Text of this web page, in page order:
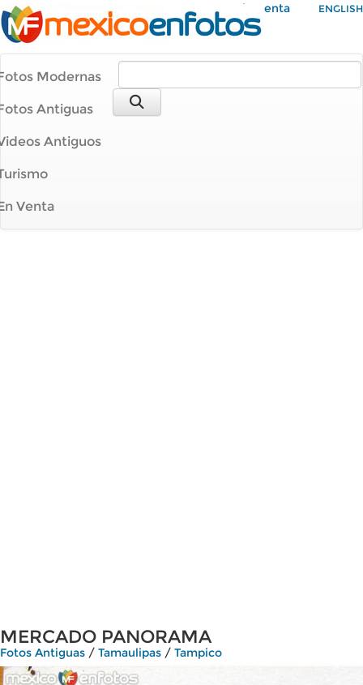
Mi Cuenta ENGLISH
Modernas
Antiguas
Antiguos
Venta
MERCADO PANORAMA
Fotos Antiguas / Tamaulipas / Tampico